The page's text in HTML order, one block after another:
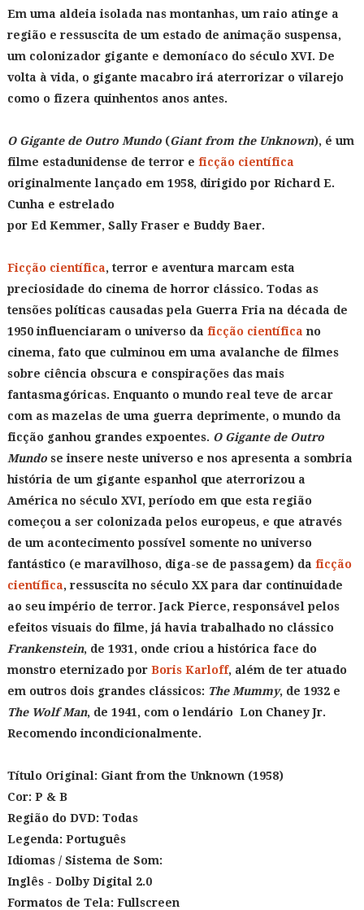
Em uma aldeia isolada nas montanhas, um raio atinge a
região e ressuscita de um estado de animação suspensa,
um colonizador gigante e demoníaco do século XVI. De
volta à vida, o gigante macabro irá aterrorizar o vilarejo
como o fizera quinhentos anos antes.
O Gigante de Outro Mundo(Giant from the Unknown), é um
filme estadunidense de terror e ficção científica
originalmente lançado em 1958, dirigido por Richard E.
Cunha e estrelado
por Ed Kemmer, Sally Fraser e Buddy Baer.
Ficção científica, terror e aventura marcam esta
preciosidade do cinema de horror clássico. Todas as
tensões políticas causadas pela Guerra Fria na década de
1950 influenciaram o universo da ficção científica no
cinema, fato que culminou em uma avalanche de filmes
sobre ciência obscura e conspirações das mais
fantasmagóricas. Enquanto o mundo real teve de arcar
com as mazelas de uma guerra deprimente, o mundo da
ficção ganhou grandes expoentes. O Gigante de Outro
Mundose insere neste universo e nos apresenta a sombria
história de um gigante espanhol que aterrorizou a
América no século XVI, período em que esta região
começou a ser colonizada pelos europeus, e que através
de um acontecimento possível somente no universo
fantástico (e maravilhoso, diga-se de passagem) da ficção
científica, ressuscita no século XX para dar continuidade
ao seu império de terror. Jack Pierce, responsável pelos
efeitos visuais do filme, já havia trabalhado no clássico
Frankenstein, de 1931, onde criou a histórica face do
monstro eternizado por Boris Karloff, além de ter atuado
em outros dois grandes clássicos: The Mummy, de 1932 e
The Wolf Man, de 1941, com o lendário Lon Chaney Jr.
Recomendo incondicionalmente.
Título Original: Giant from the Unknown (1958)
Cor: P & B
Região do DVD: Todas
Legenda: Português
Idiomas / Sistema de Som:
Inglês- Dolby Digital 2.0
Formatos de Tela: Fullscreen